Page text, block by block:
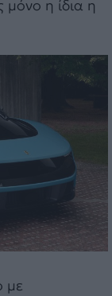
μόνο η ίδια η
με